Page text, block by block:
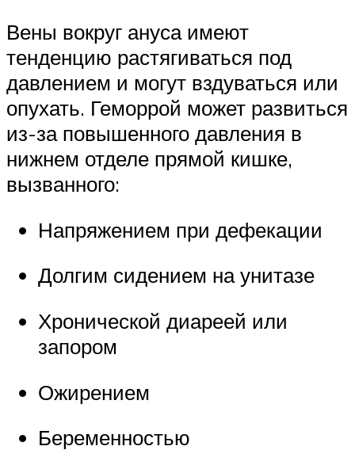
Вены вокруг ануса имеют
тенденцию растягиваться под
давлением и могут вздуваться или
опухать. Геморрой может развиться
из-за повышенного давления в
нижнем отделе прямой кишке,
вызванного:
Напряжением при дефекации
Долгим сидением на унитазе
Хронической диареей или
запором
Ожирением
Беременностью